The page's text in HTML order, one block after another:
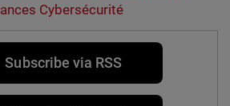
Cybersécurité
Subscribe via RSS